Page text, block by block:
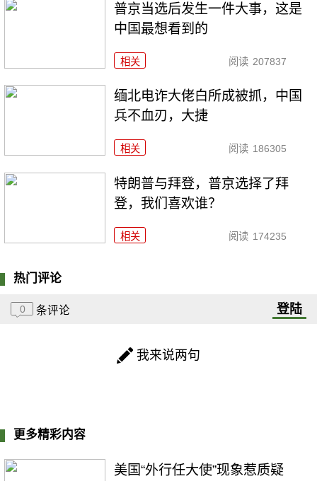
普京当选后发生一件大事，这是
中国最想看到的
相关 阅读 207837
缅北电诈大佬白所成被抓，中国
兵不血刃，大捷
相关 阅读 186305
特朗普与拜登，普京选择了拜
登，我们喜欢谁？
相关 阅读 174235
热门评论
0 条评论 登陆
我来说两句
更多精彩内容
美国“外行任大使”现象惹质疑